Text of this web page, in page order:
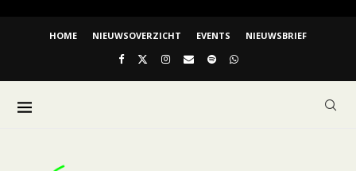
HOME NIEUWSOVERZICHT EVENTS NIEUWSBRIEF